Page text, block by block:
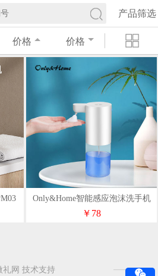
产品筛选
价格 价格
Only&Home智能感应泡沫洗手机
KL-XSJ-01
￥78
礼网 技术支持